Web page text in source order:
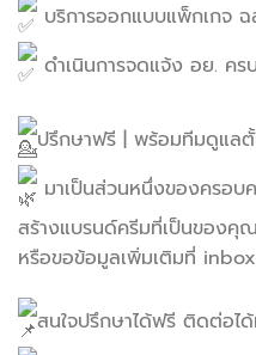
บริการออกแบบแพ็กเกจ
ดำเนินการจดแจ้ง อย. คร
ปรึกษาฟรี | พร้อมทีมดูแล
มาเป็นส่วนหนึ่งของครอบ
สร้างแบรนด์ครีมที่เป็นของคุ
หรือขอข้อมูลเพิ่มเติมที่
สนใจปรึกษาได้ฟรี ติดต่อไ